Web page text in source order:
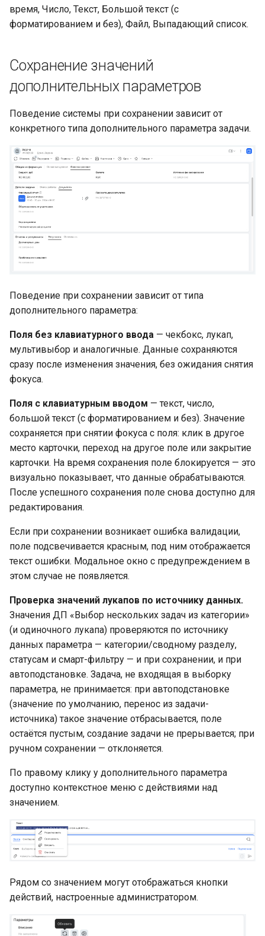
время, Число, Текст, Большой текст (с
форматированием и без), Файл, Выпадающий список.
Сохранение значений
дополнительных параметров
Поведение системы при сохранении зависит от
конкретного типа дополнительного параметра задачи.
Поведение при сохранении зависит от типа
дополнительного параметра:
Поля без клавиатурного ввода — чекбокс, лукап,
мультивыбор и аналогичные. Данные сохраняются
сразу после изменения значения, без ожидания снятия
фокуса.
Поля с клавиатурным вводом — текст, число,
большой текст (с форматированием и без). Значение
сохраняется при снятии фокуса с поля: клик в другое
место карточки, переход на другое поле или закрытие
карточки. На время сохранения поле блокируется — это
визуально показывает, что данные обрабатываются.
После успешного сохранения поле снова доступно для
редактирования.
Если при сохранении возникает ошибка валидации,
поле подсвечивается красным, под ним отображается
текст ошибки. Модальное окно с предупреждением в
этом случае не появляется.
Проверка значений лукапов по источнику данных.
Значения ДП «Выбор нескольких задач из категории»
(и одиночного лукапа) проверяются по источнику
данных параметра — категории/сводному разделу,
статусам и смарт-фильтру — и при сохранении, и при
автоподстановке. Задача, не входящая в выборку
параметра, не принимается: при автоподстановке
(значение по умолчанию, перенос из задачи-
источника) такое значение отбрасывается, поле
остаётся пустым, создание задачи не прерывается; при
ручном сохранении — отклоняется.
По правому клику у дополнительного параметра
доступно контекстное меню с действиями над
значением.
Рядом со значением могут отображаться кнопки
действий, настроенные администратором.